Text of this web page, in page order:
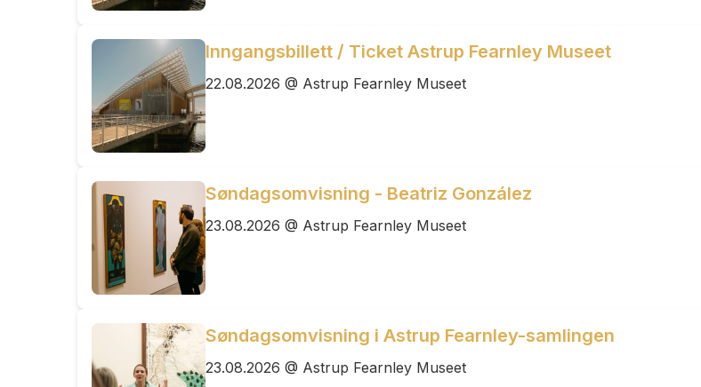
Inngangsbillett / Ticket Astrup Fearnley Museet
22.08.2026 @ Astrup Fearnley Museet
Søndagsomvisning - Beatriz González
23.08.2026 @ Astrup Fearnley Museet
Søndagsomvisning i Astrup Fearnley-samlingen
23.08.2026 @ Astrup Fearnley Museet